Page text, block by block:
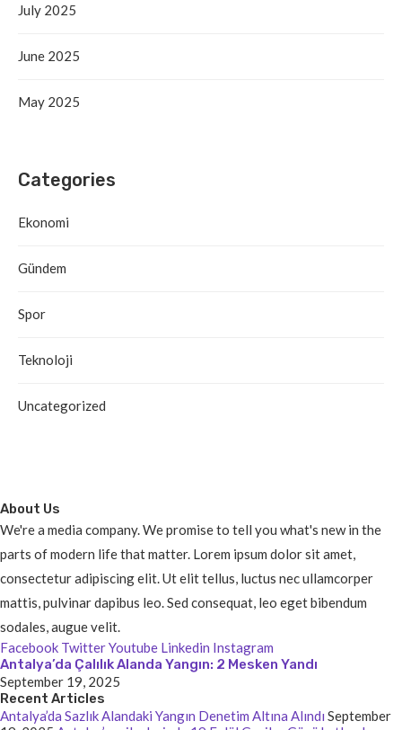
July 2025
June 2025
May 2025
Categories
Ekonomi
Gündem
Spor
Teknoloji
Uncategorized
About Us
We're a media company. We promise to tell you what's new in the
parts of modern life that matter. Lorem ipsum dolor sit amet,
consectetur adipiscing elit. Ut elit tellus, luctus nec ullamcorper
mattis, pulvinar dapibus leo. Sed consequat, leo eget bibendum
sodales, augue velit.
Facebook TwitterYoutube Linkedin Instagram
Antalya’da Çalılık Alanda Yangın: 2 Mesken Yandı
September 19, 2025
Recent Articles
Antalya’da Sazlık Alandaki Yangın Denetim Altına Alındı September